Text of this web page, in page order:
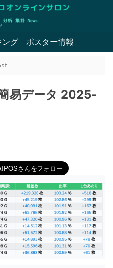
ング ポスター情報
易データ 2025-